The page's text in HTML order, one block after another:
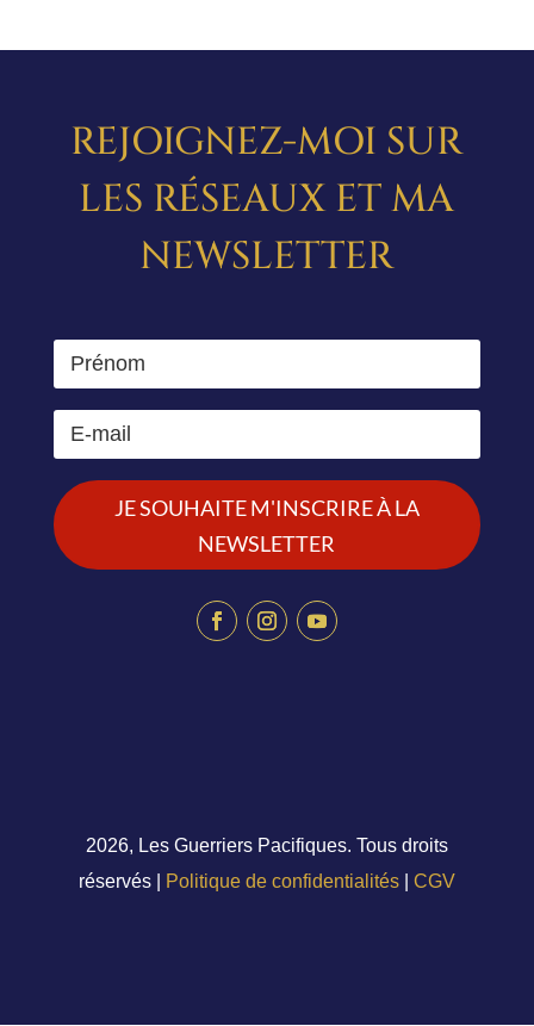
REJOIGNEZ-MOI SUR
LES RÉSEAUX ET MA
NEWSLETTER
JE SOUHAITE M'INSCRIRE À LA
NEWSLETTER
2026, Les Guerriers Pacifiques. Tous droits
réservés |
Politique de confidentialités| CGV